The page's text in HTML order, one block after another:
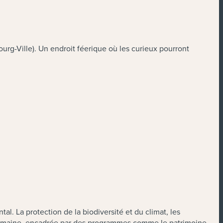
Ville). Un endroit féerique où les curieux pourront
La protection de la biodiversité et du climat, les